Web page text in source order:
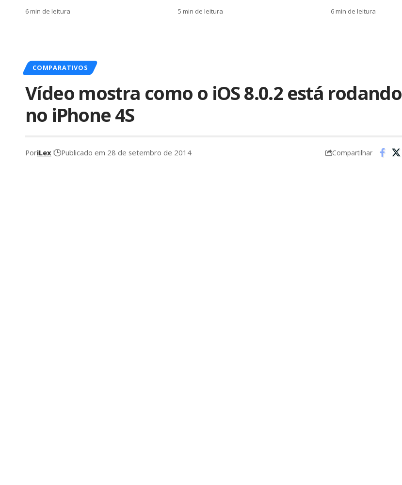
6 min de leitura 5 min de leitura 6 min de leitura
COMPARATIVOS
Vídeo mostra como o iOS 8.0.2 está rodando
no iPhone 4S
PoriLex Publicado em 28 de setembro de 2014 Compartilhar